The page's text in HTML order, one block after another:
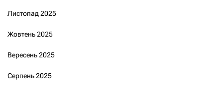
Листопад 2025
Жовтень 2025
Вересень 2025
Серпень 2025